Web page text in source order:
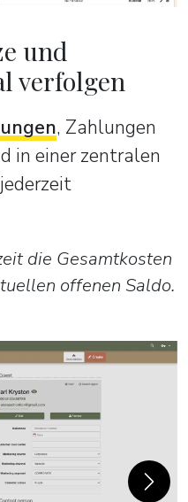
und
verfolgen
, Zahlungen
in einer zentralen
die Gesamtkosten
offenen Saldo.
Next